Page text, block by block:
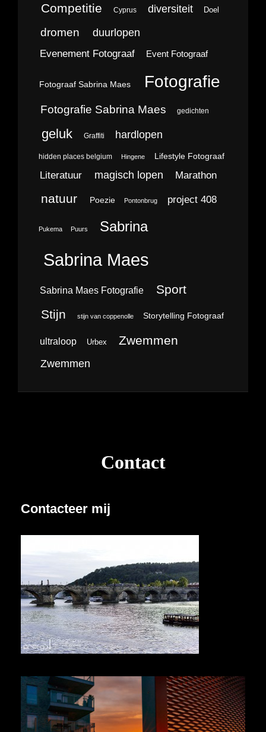
Competitie Cyprus diversiteit Doel
dromen duurlopen
Evenement Fotograaf Event Fotograaf
Fotograaf Sabrina Maes Fotografie
Fotografie Sabrina Maes gedichten
geluk Graffiti hardlopen
hidden places belgium Hingene Lifestyle Fotograaf
Literatuur magisch lopen Marathon
natuur Poezie Pontonbrug project 408
Pukema Puurs Sabrina
Sabrina Maes
Sabrina Maes Fotografie Sport
Stijn stijn van coppenolle Storytelling Fotograaf
ultraloop Urbex Zwemmen
Zwemmen
Contact
Contacteer mij